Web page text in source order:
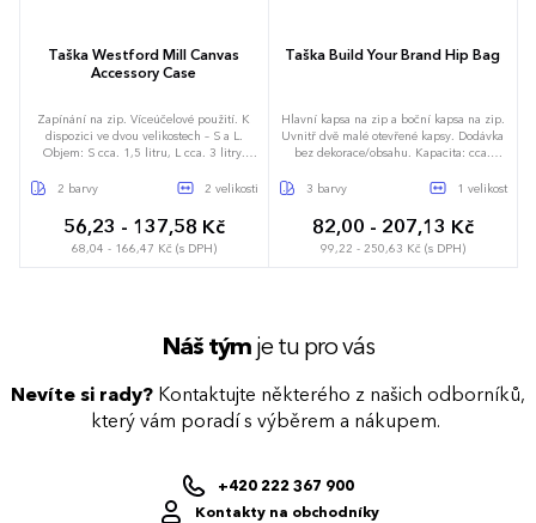
Taška Westford Mill Canvas
Accessory Case
Zapínání na zip. Víceúčelové použití. K
dispozici ve dvou velikostech – S a L.
Objem: S cca. 1,5 litru, L cca. 3 litry.
2 barvy
2 velikosti
56,23 - 137,58 Kč
68,04 - 166,47 Kč (s DPH)
Taška Build Your Brand Hip Bag
Hlavní kapsa na zip a boční kapsa na zip.
Uvnitř dvě malé otevřené kapsy. Dodávka
bez dekorace/obsahu. Kapacita: cca.
3 barvy
1 velikost
82,00 - 207,13 Kč
99,22 - 250,63 Kč (s DPH)
Náš týmje tu pro vás
Nevíte si rady? Kontaktujte některého z našich odborníků,
který vám poradí s výběrem a nákupem.
+420 222 367 900
Kontakty na obchodníky